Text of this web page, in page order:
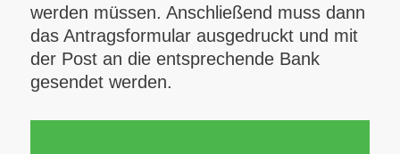
werden müssen. Anschließend muss dann
das Antragsformular ausgedruckt und mit
der Post an die entsprechende Bank
gesendet werden.